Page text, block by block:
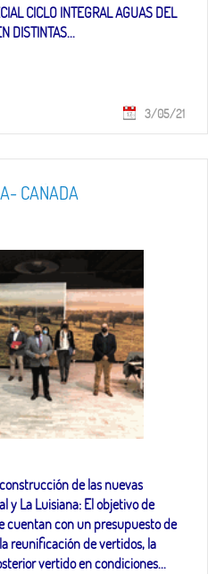
CICLO INTEGRAL AGUAS DEL
DISTINTAS...
3/05/21
CAÑADA
de las nuevas
y La Luisiana: El objetivo de
cuentan con un presupuesto de
reunificación de vertidos, la
vertido en condiciones...